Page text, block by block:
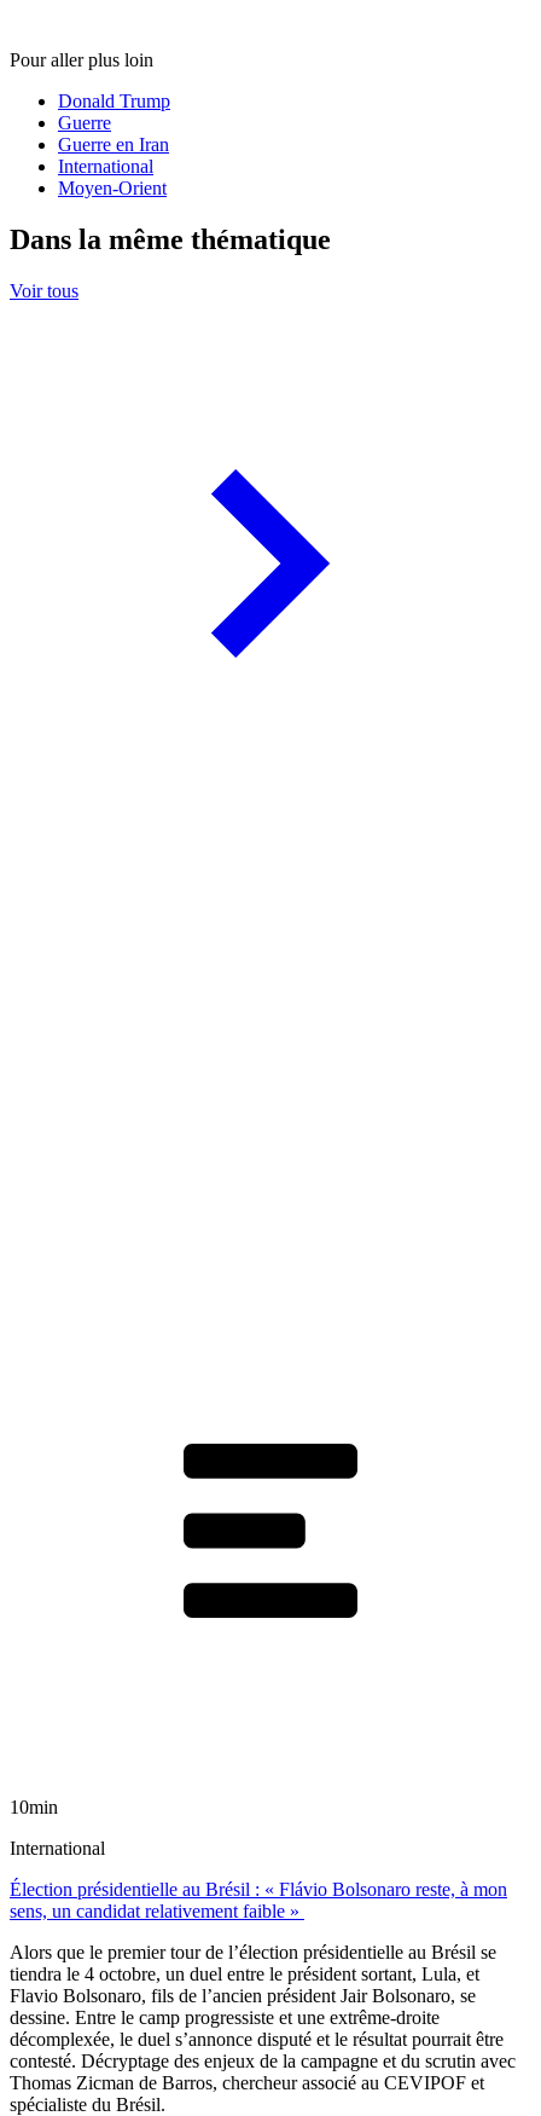
Pour aller plus loin
Donald Trump
Guerre
Guerre en Iran
International
Moyen-Orient
Dans la même thématique
Voir tous
10min
International
Élection présidentielle au Brésil : « Flávio Bolsonaro reste, à mon
sens, un candidat relativement faible »
Alors que le premier tour de l’élection présidentielle au Brésil se
tiendra le 4 octobre, un duel entre le président sortant, Lula, et
Flavio Bolsonaro, fils de l’ancien président Jair Bolsonaro, se
dessine. Entre le camp progressiste et une extrême-droite
décomplexée, le duel s’annonce disputé et le résultat pourrait être
contesté. Décryptage des enjeux de la campagne et du scrutin avec
Thomas Zicman de Barros, chercheur associé au CEVIPOF et
spécialiste du Brésil.